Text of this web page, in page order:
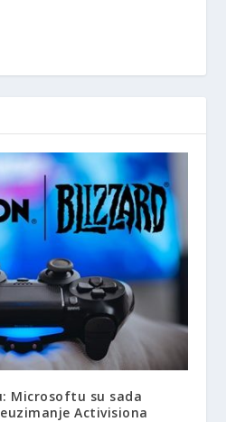
Microsoftu su sada
Activisiona